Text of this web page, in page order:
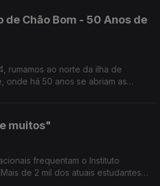
de Chão Bom - 50 Anos de
rumamos ao norte da ilha de
onde há 50 anos se abriam as
muitos"
frequentam o Instituto
de 2 mil dos atuais estudantes